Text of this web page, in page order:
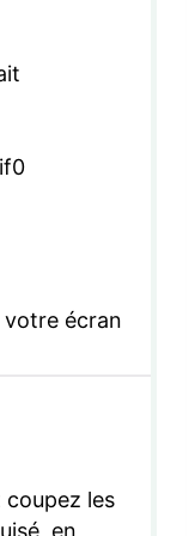
votre écran
les